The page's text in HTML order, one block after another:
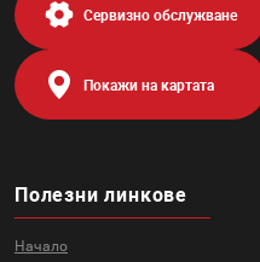
Полезни линкове
Начало
Сервизно обслужване
Покажи на картата